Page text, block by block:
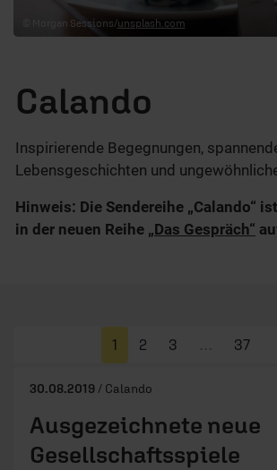
© Morgan Sessions/unsplash.com
Calando
Inspirierende Begegnungen,
Lebensgeschichten und
Hinweis: Die Sendereihe „Calando“
in der neuen Reihe „Das Gespräch“
1 2 3 … 37
30.08.2019 / Calando
Ausgezeichnete neue
Gesellschaftsspiele